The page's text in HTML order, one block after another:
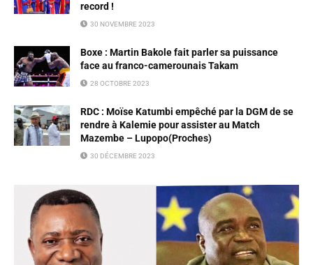
record !
30 NOVEMBRE 2023
Boxe : Martin Bakole fait parler sa puissance
face au franco-camerounais Takam
28 OCTOBRE 2023
RDC : Moïse Katumbi empêché par la DGM de se
rendre à Kalemie pour assister au Match
Mazembe – Lupopo(Proches)
30 DÉCEMBRE 2023